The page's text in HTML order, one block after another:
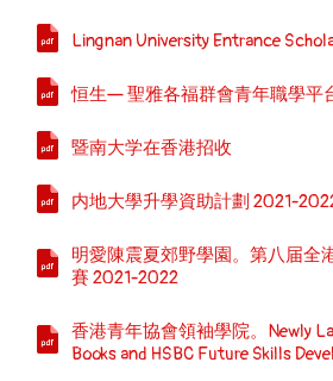
Lingnan University Entrance
恒生— 聖雅各福群會青年職學平
暨南大学在香港招收
内地大學升學資助計劃 2021-
明愛陳震夏郊野學園。第八届全
賽 2021-2022
香港青年協會領袖學院。Newly
Books and HSBC Future Skills